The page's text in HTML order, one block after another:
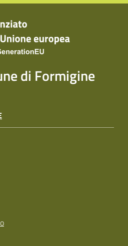
di Formigine